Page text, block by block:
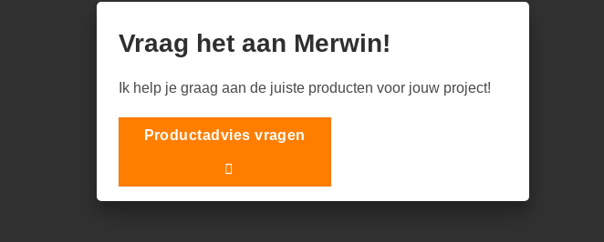
Vraag het aan Merwin!
Ik help je graag aan de juiste producten voor jouw project!
Productadvies vragen